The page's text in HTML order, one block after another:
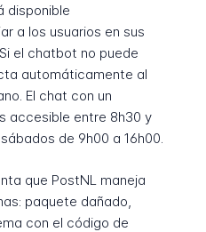
disponible
a los usuarios en sus
el chatbot no puede
automáticamente al
El chat con un
accesible entre 8h30 y
de 9h00 a 16h00.
que PostNL maneja
paquete dañado,
con el código de